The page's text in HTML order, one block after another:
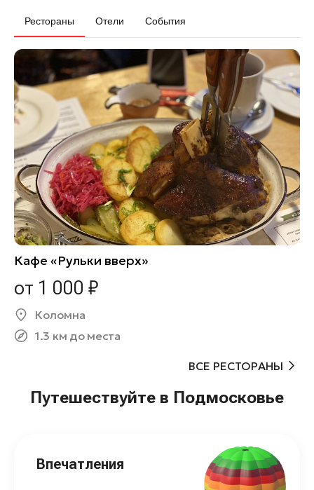
Рестораны Отели События
Кафе «Рульки вверх»
от 1 000 ₽
Коломна
1.3 км до места
ВСЕ РЕСТОРАНЫ
Путешествуйте в Подмосковье
Впечатления